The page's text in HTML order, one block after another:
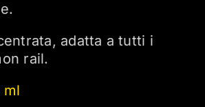
adatta a tutti i
rail.
ml